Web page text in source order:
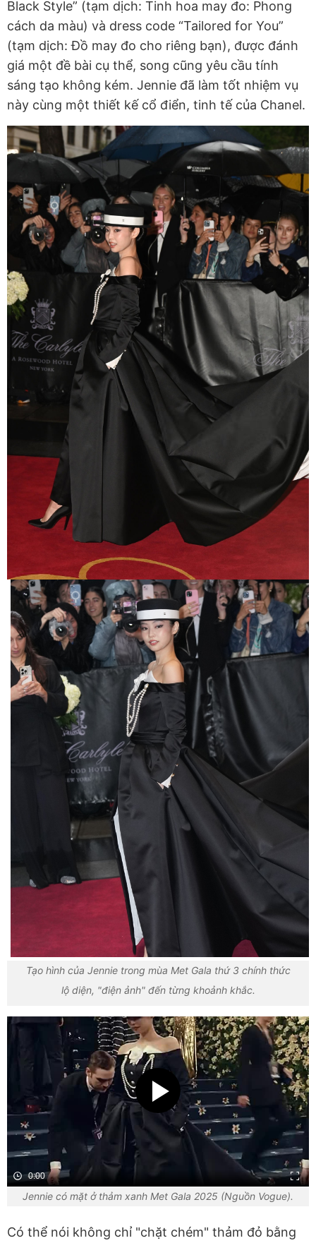
Black Style” (tạm dịch: Tinh hoa may đo: Phong
cách da màu) và dress code “Tailored for You”
(tạm dịch: Đồ may đo cho riêng bạn), được đánh
giá một đề bài cụ thể, song cũng yêu cầu tính
sáng tạo không kém. Jennie đã làm tốt nhiệm vụ
này cùng một thiết kế cổ điển, tinh tế của Chanel.
Tạo hình của Jennie trong mùa Met Gala thứ 3 chính thức
lộ diện, "điện ảnh" đến từng khoảnh khắc.
0:00
Jennie có mặt ở thảm xanh Met Gala 2025 (Nguồn Vogue).
Có thể nói không chỉ "chặt chém" thảm đỏ bằng